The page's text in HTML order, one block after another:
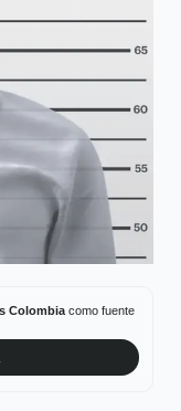
Colombiacomo fuente